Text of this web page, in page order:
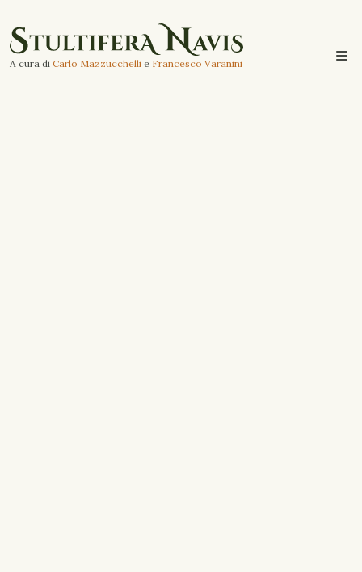
A cura di Carlo Mazzucchelli e Francesco Varanini